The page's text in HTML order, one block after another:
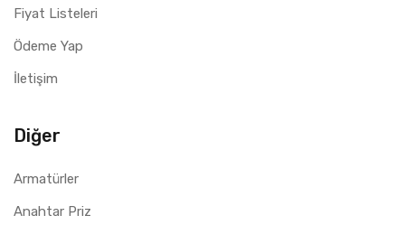
Fiyat Listeleri
Ödeme Yap
İletişim
Diğer
Armatürler
Anahtar Priz